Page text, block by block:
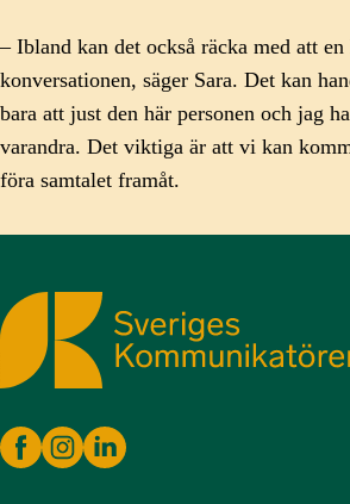
– Ibland kan det också räcka med att
konversationen, säger Sara. Det kan
bara att just den här personen och jag
varandra. Det viktiga är att vi kan
föra samtalet framåt.
Sveriges Kommunikatörer